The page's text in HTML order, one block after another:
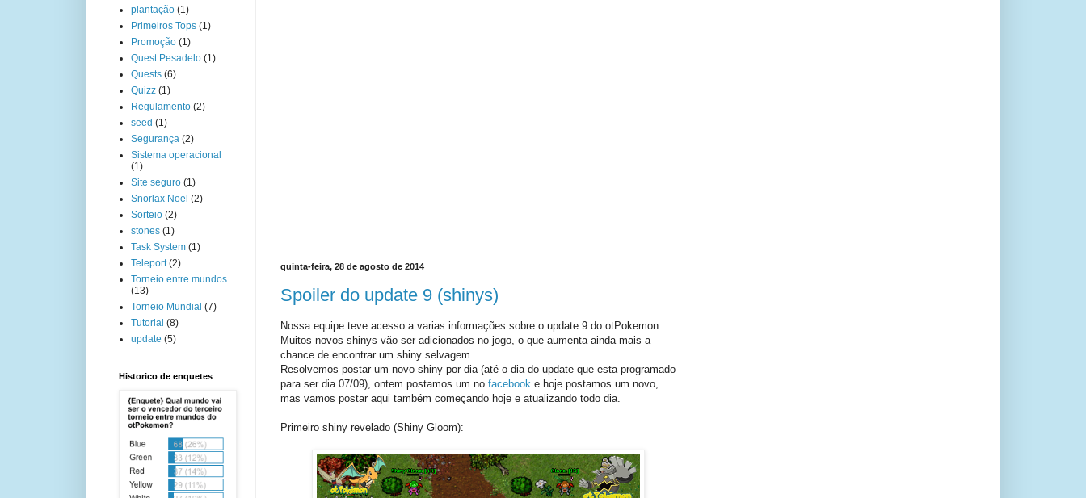
quinta-feira, 28 de agosto de 2014
Spoiler do update 9 (shinys)
Nossa equipe teve acesso a varias informações sobre o update 9 do otPokemon.
Muitos novos shinys vão ser adicionados no jogo, o que aumenta ainda mais a
chance de encontrar um shiny selvagem.
Resolvemos postar um novo shiny por dia (até o dia do update que esta programado
para ser dia 07/09), ontem postamos um no facebook e hoje postamos um novo,
mas vamos postar aqui também começando hoje e atualizando todo dia.
Primeiro shiny revelado (Shiny Gloom):
plantação (1)
Primeiros Tops (1)
Promoção (1)
Quest Pesadelo (1)
Quests (6)
Quizz (1)
Regulamento (2)
seed (1)
Segurança (2)
Sistema operacional
(1)
Site seguro (1)
Snorlax Noel (2)
Sorteio (2)
stones (1)
Task System (1)
Teleport (2)
Torneio entre mundos
(13)
Torneio Mundial (7)
Tutorial (8)
update (5)
Historico de enquetes